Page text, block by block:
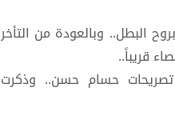
البطل.. وبالعودة من التأخر
قريباً..
حسام حسن.. وذكرت